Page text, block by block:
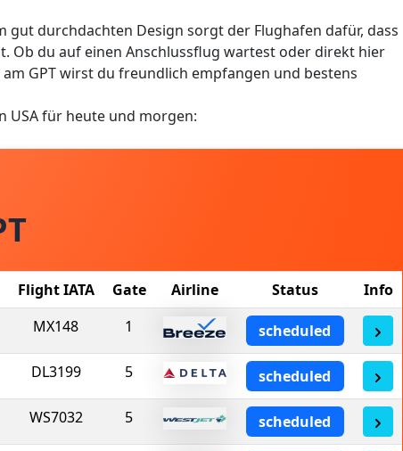
durchdachten Design sorgt der Flughafen dafür, dass
Ob du auf einen Anschlussflug wartest oder direkt hier
GPT wirst du freundlich empfangen und bestens
USA für heute und morgen:
Flight IATA Gate Airline Status
Info
MX148 1 scheduled
DL3199 5 scheduled
WS7032 5 scheduled